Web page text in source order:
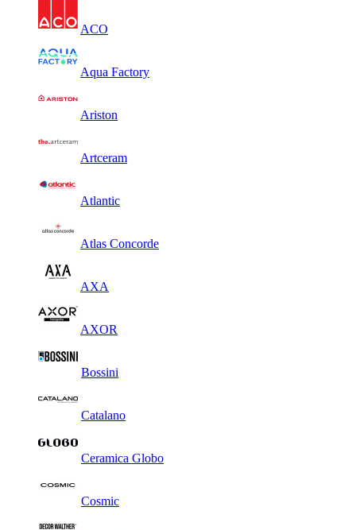
ACO
Aqua Factory
Ariston
Artceram
Atlantic
Atlas Concorde
AXA
AXOR
Bossini
Catalano
Ceramica Globo
Cosmic